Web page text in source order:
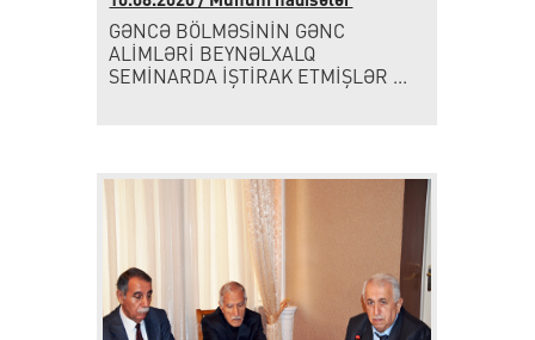
GƏNCƏ BÖLMƏSİNİN GƏNC
ALİMLƏRİ BEYNƏLXALQ
SEMİNARDA İŞTİRAK ETMİŞLƏR ...